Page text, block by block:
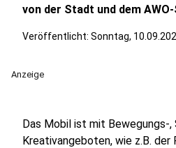
von der Stadt und dem
Veröffentlicht: Sonntag,
Anzeige
Das Mobil ist mit Bewegungs-,
Kreativangeboten, wie z.B. der